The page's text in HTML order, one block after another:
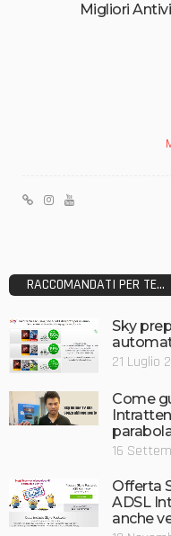
Migliori
RACCOMANDATI PER TE...
Sky
21 Luglio
Come
16
Offerta
ADSL
anche